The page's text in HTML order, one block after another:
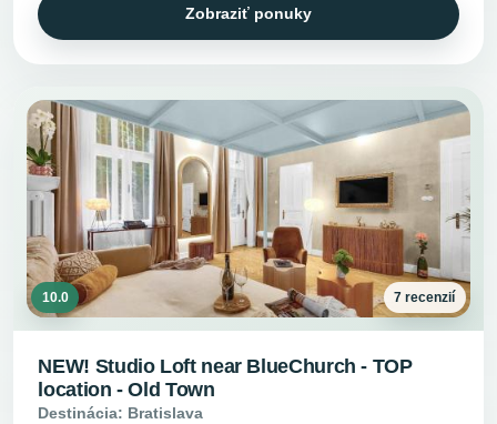
Zobraziť ponuky
10.0 7 recenzií
NEW! Studio Loft near BlueChurch - TOP
location - Old Town
Destinácia: Bratislava